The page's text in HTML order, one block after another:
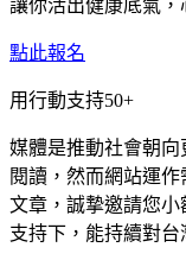
讓你活出健康底氣，
點此報名
用行動支持50+
媒體是推動社會朝向
閱讀，然而網站運
文章，誠摯邀請您
支持下，能持續對台